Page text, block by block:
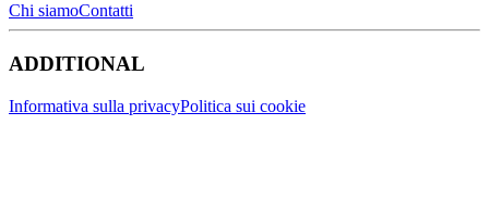
Chi siamoContatti
ADDITIONAL
Informativa sulla privacyPolitica sui cookie